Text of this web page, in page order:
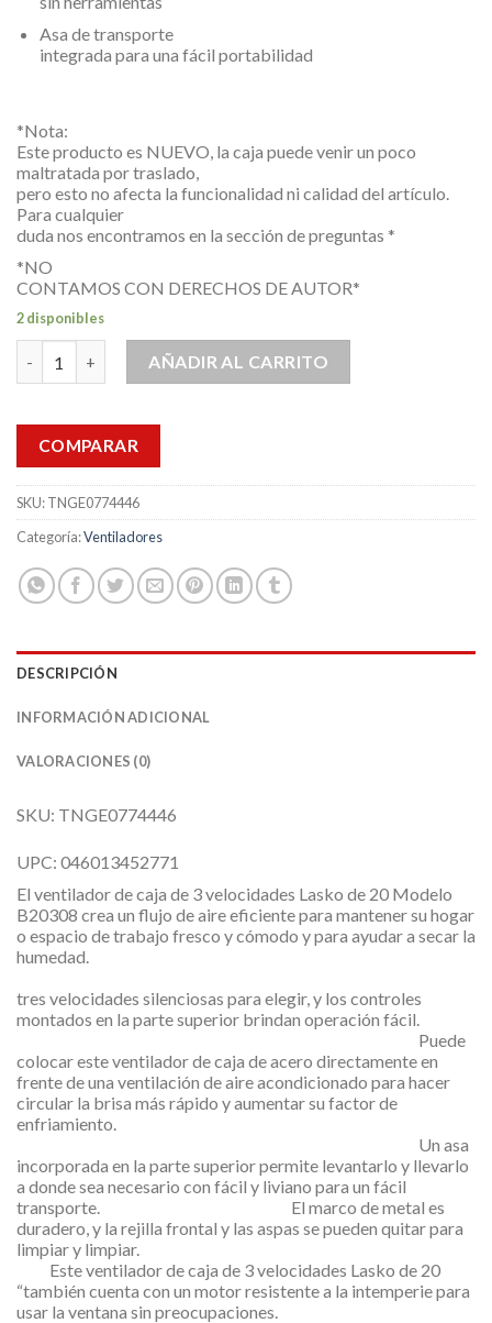
Asa de transporte
integrada para una fácil portabilidad
*Nota:
Este producto es NUEVO, la caja puede venir un poco
maltratada por traslado,
pero esto no afecta la funcionalidad ni calidad del artículo.
Para cualquier
duda nos encontramos en la sección de preguntas *
*NO
CONTAMOS CON DERECHOS DE AUTOR*
2 disponibles
Ventilador Lasko Cool Colors Cuadrado Color Azul Mod
AÑADIR AL CARRITO
COMPARAR
SKU:TNGE0774446
Categoría:Ventiladores
DESCRIPCIÓN
INFORMACIÓN ADICIONAL
VALORACIONES (0)
SKU: TNGE0774446
UPC: 046013452771
El ventilador de caja de 3 velocidades Lasko de 20 Modelo
B20308 crea un flujo de aire eficiente para mantener su hogar
o espacio de trabajo fresco y cómodo y para ayudar a secar la
humedad.
tres velocidades silenciosas para elegir, y los controles
montados en la parte superior brindan operación fácil.
Puede
colocar este ventilador de caja de acero directamente en
frente de una ventilación de aire acondicionado para hacer
circular la brisa más rápido y aumentar su factor de
enfriamiento.
Un asa
incorporada en la parte superior permite levantarlo y llevarlo
a donde sea necesario con fácil y liviano para un fácil
transporte. El marco de metal es
duradero, y la rejilla frontal y las aspas se pueden quitar para
limpiar y limpiar.
Este ventilador de caja de 3 velocidades Lasko de 20
“también cuenta con un motor resistente a la intemperie para
usar la ventana sin preocupaciones.